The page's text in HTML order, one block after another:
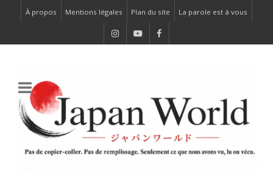
À propos Mentions légales Plan du site La parole est à vous